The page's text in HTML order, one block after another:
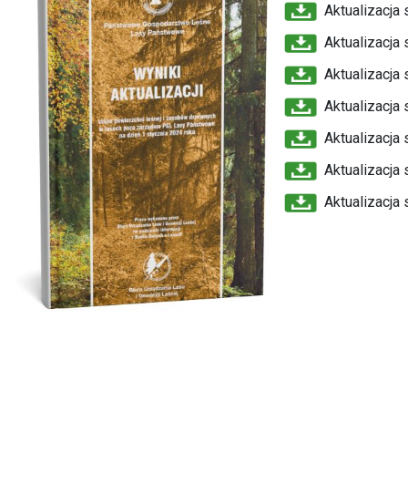
Aktualizacja
Aktualizacja
Aktualizacja
Aktualizacja
Aktualizacja
Aktualizacja
Aktualizacja